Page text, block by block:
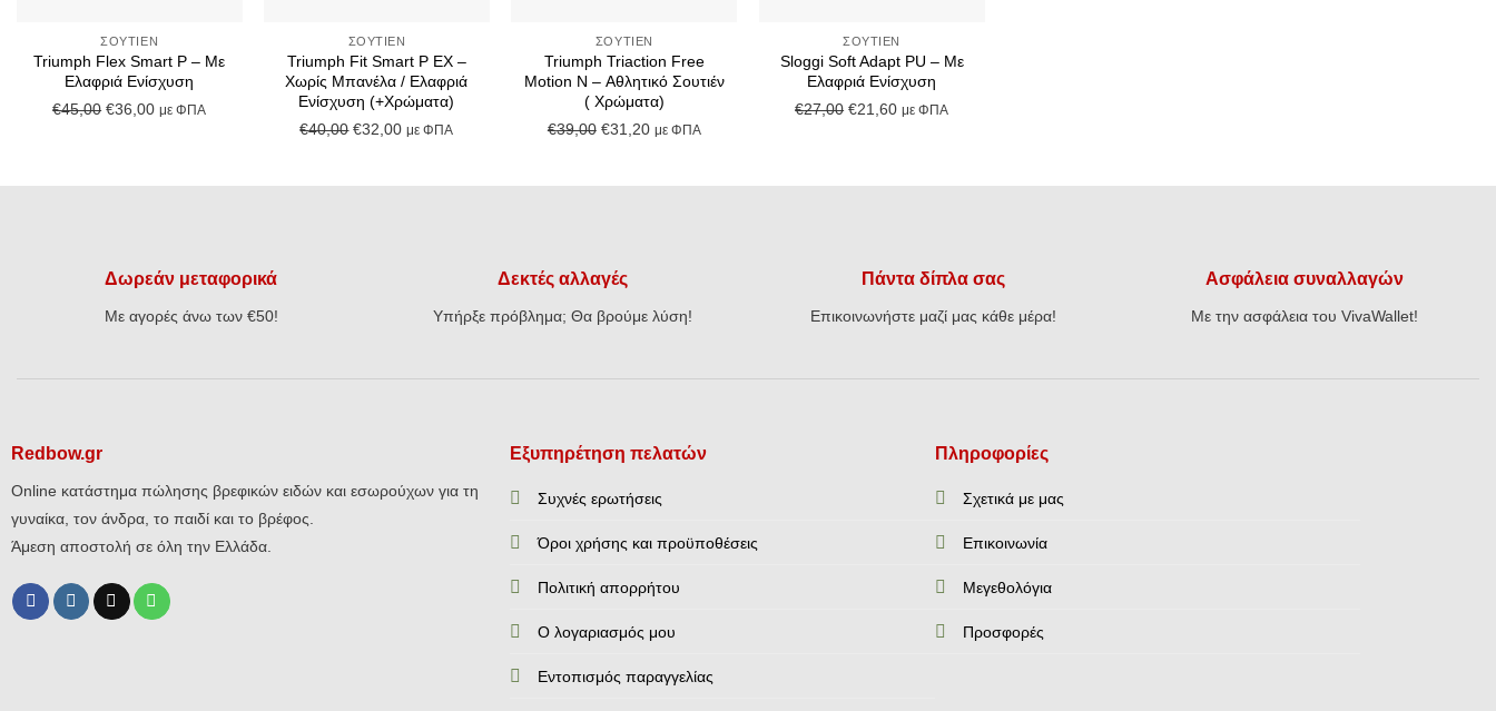
ΣΟΥΤΙΈΝ
Triumph Flex Smart P – Με
Ελαφριά Ενίσχυση
€45,00 Original
€45,00.
€36,00Η
είναι:
με ΦΠΑ
ΣΟΥΤΙΈΝ
Triumph Fit Smart P EX –
Χωρίς Μπανέλα / Ελαφριά
Ενίσχυση (+Χρώματα)
€40,00 Original
€32,00Ημε ΦΠΑ
ΣΟΥΤΙΈΝ
Triumph Triaction Free
Motion N – Αθλητικό Σουτιέν
( Χρώματα)
€39,00 Original
€31,20Ημε ΦΠΑ
ΣΟΥΤΙΈΝ
Sloggi Soft Adapt PU – Με
Ελαφριά Ενίσχυση
€27,00 Original
€27,00.
€21,60Η
είναι:
με ΦΠΑ
Δωρεάν μεταφορικά
Με αγορές άνω των €50!
Δεκτές αλλαγές
Υπήρξε πρόβλημα; Θα βρούμε λύση!
Πάντα δίπλα σας
Επικοινωνήστε μαζί μας κάθε μέρα!
Ασφάλεια συναλλαγών
Με την ασφάλεια του VivaWallet!
Redbow.gr
Online κατάστημα πώλησης βρεφικών ειδών και εσωρούχων για τη
γυναίκα, τον άνδρα, το παιδί και το βρέφος.
Άμεση αποστολή σε όλη την Ελλάδα.
Εξυπηρέτηση πελατών
Συχνές ερωτήσεις
Όροι χρήσης και προϋποθέσεις
Πολιτική απορρήτου
Ο λογαριασμός μου
Εντοπισμός παραγγελίας
Πληροφορίες
Σχετικά με μας
Επικοινωνία
Mεγεθολόγια
Προσφορές